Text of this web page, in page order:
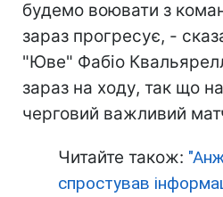
будемо воювати з
зараз прогресує, -
"Юве" Фабіо
зараз на ходу, так що
черговий важливий
Читайте також:
спростував